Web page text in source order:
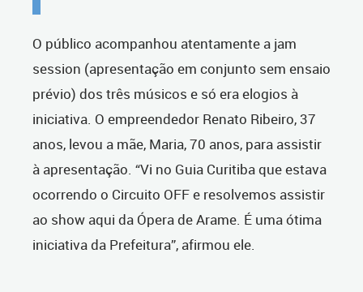
O público acompanhou atentamente a jam
session (apresentação em conjunto sem ensaio
prévio) dos três músicos e só era elogios à
iniciativa. O empreendedor Renato Ribeiro, 37
anos, levou a mãe, Maria, 70 anos, para assistir
à apresentação. “Vi no Guia Curitiba que estava
ocorrendo o Circuito OFF e resolvemos assistir
ao show aqui da Ópera de Arame. É uma ótima
iniciativa da Prefeitura”, afirmou ele.